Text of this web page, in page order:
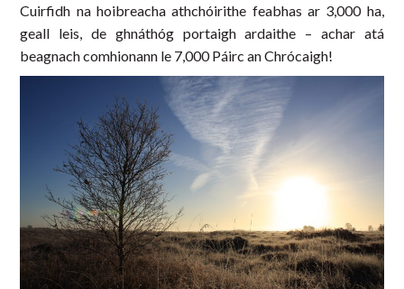
Cuirfidh na hoibreacha athchóirithe feabhas ar 3,000 ha,
geall leis, de ghnáthóg portaigh ardaithe – achar atá
beagnach comhionann le 7,000 Páirc an Chrócaigh!